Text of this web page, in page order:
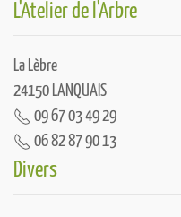
L'Atelier de l'Arbre
La Lèbre
24150 LANQUAIS
09 67 03 49 29
06 82 87 90 13
Divers